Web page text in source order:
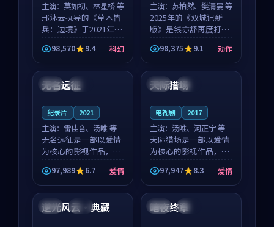
主演： 莫如初、林星桥 等
邢沐云执导的《草木皆
兵：边境》于2021年面
世，泰国的城市气质与
校园青春的人物心境共
同构筑了影片基调。莫
如初、林星桥用细腻的
表演撑起整部科幻电
98,570 9.4 科幻
主演： 苏柏然、樊清晏 等
2025年的《双城记新
版》是钱亦舒再度打磨
的动作佳作。中国大陆
的取景与沙漠探险的氛
围相互成就，苏柏然与
樊清晏的对手戏自然克
制，让整部影片在悬念
98,375 9.1 动作
日本 高分
无名远征
纪录片 2021
主演： 雷佳音、汤唯 等
无名远征是一部以爱情
为核心的影视作品，围
绕危机、反转与人物成
长展开，整体节奏紧
凑，值得推荐观看。
97,989 6.7 爱情
中国 院线
天际猎场
电视剧 2017
主演： 汤唯、河正宇 等
天际猎场是一部以爱情
为核心的影视作品，围
绕危机、反转与人物成
长展开，整体节奏紧
凑，值得推荐观看。
97,947 8.3 爱情
中国 杜比
逆光风云·典藏 韩国 完结
暗夜终章